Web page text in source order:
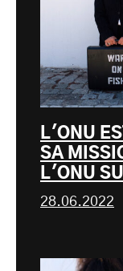
L'ONU
SA
L'ONU
28.06.2022